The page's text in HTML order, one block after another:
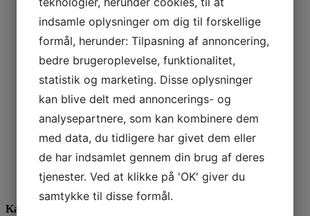
Paul & Shark jakke(Str. 50)
3.999,00 DKK 1.999,00DKK
Paul & Shark vindjakke(Str. 4XL)
Tilbud
Calida kort pyjamas(Str.XL)
699,00DKK 350,00 DKK
Kategorier
indsamle oplysninger om dig til forskellige
formål, herunder: Tilpasning af annoncering,
bedre brugeroplevelse, funktionalitet,
statistik og marketing. Disse oplysninger
kan blive delt med annoncerings- og
analysepartnere, som kan kombinere dem
med data, du tidligere har givet dem eller
de har indsamlet gennem din brug af deres
tjenester. Ved at klikke på 'OK' giver du
samtykke til disse formål.